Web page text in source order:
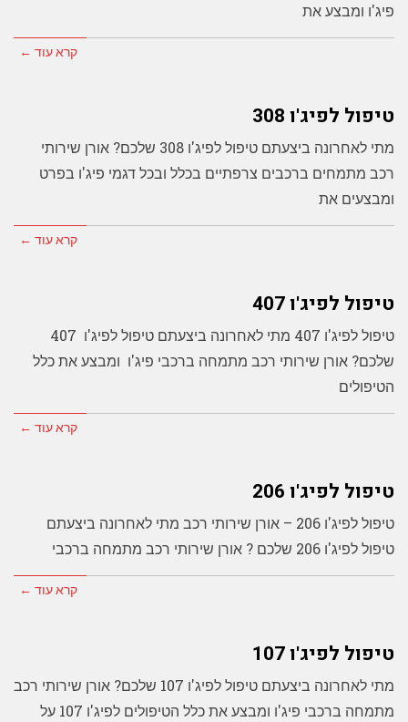
פיג'ו ומבצע את
קרא עוד ←
טיפול לפיג'ו 308
מתי לאחרונה ביצעתם טיפול לפיג'ו 308 שלכם? אורן שירותי
רכב מתמחים ברכבים צרפתיים בכלל ובכל דגמי פיג'ו בפרט
ומבצעים את
קרא עוד ←
טיפול לפיג'ו 407
טיפול לפיג'ו 407 מתי לאחרונה ביצעתם טיפול לפיג'ו 407
שלכם? אורן שירותי רכב מתמחה ברכבי פיג'ו ומבצע את כלל
הטיפולים
קרא עוד ←
טיפול לפיג'ו 206
טיפול לפיג'ו 206 – אורן שירותי רכב מתי לאחרונה ביצעתם
טיפול לפיג'ו 206 שלכם ? אורן שירותי רכב מתמחה ברכבי
קרא עוד ←
טיפול לפיג'ו 107
מתי לאחרונה ביצעתם טיפול לפיג'ו 107 שלכם? אורן שירותי רכב
מתמחה ברכבי פיג'ו ומבצע את כלל הטיפולים לפיג'ו 107 על